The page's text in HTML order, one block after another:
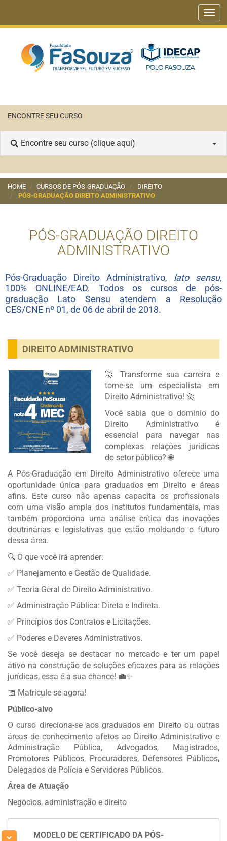
ENCONTRE SEU CURSO
Encontre seu curso (clique aqui)
HOME CURSOS DE PÓS-GRADUAÇÃO
DIREITO
PÓS-GRADUAÇÃO DIREITO ADMINISTRATIVO
PÓS-GRADUAÇÃO DIREITO
ADMINISTRATIVO
Pós-Graduação Direito Administrativo, lato sensu,
100% ONLINE/EAD. Todos os cursos de pós-
graduação Lato Sensu atendem a Resolução
CES/CNE nº 01, de 06 de abril de 2018.
DIREITO ADMINISTRATIVO
🚀 Transforme sua carreira e
torne-se um especialista em
Direito Administrativo! 🚀
Você sabia que o domínio do
Direito Administrativo é
essencial para navegar nas
complexas relações jurídicas
do setor público? 🌐
A Pós-Graduação em Direito Administrativo oferece uma
oportunidade única para graduados em Direito e áreas
afins. Este curso não apenas capacita os profissionais
com uma visão ampla dos institutos fundamentais, mas
também proporciona uma análise crítica das inovações
doutrinárias e legislativas que estão moldando o futuro
dessa área.
🔍 O que você irá aprender:
✅ Planejamento e Gestão de Qualidade.
✅ Teoria Geral do Direito Administrativo.
✅ Administração Pública: Direta e Indireta.
✅ Princípios dos Contratos e Licitações.
✅ Poderes e Deveres Administrativos.
Se você deseja se destacar no mercado e ter um papel
ativo na construção de soluções eficazes para as relações
jurídicas, essa é a sua chance! 💼✨
📅 Matricule-se agora!
Público-alvo
O curso direciona-se aos graduados em Direito ou outras
áreas de conhecimento afetos ao Direito Administrativo e
Administração Pública, Advogados, Magistrados,
Promotores Públicos, Procuradores, Defensores Públicos,
Delegados de Polícia e Servidores Públicos.
Área de Atuação
Negócios, administração e direito
MODELO DE CERTIFICADO DA PÓS-